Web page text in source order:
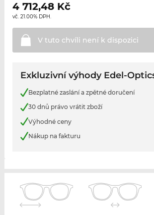
4 712,48Kč
vč. 21.00% DPH.
V tuto chvíli není k dispozici
Exkluzivní výhody Edel-
Bezplatné zaslání a zpětné doručení
30 dnů právo vrátit zboží
Výhodné ceny
Nákup na fakturu